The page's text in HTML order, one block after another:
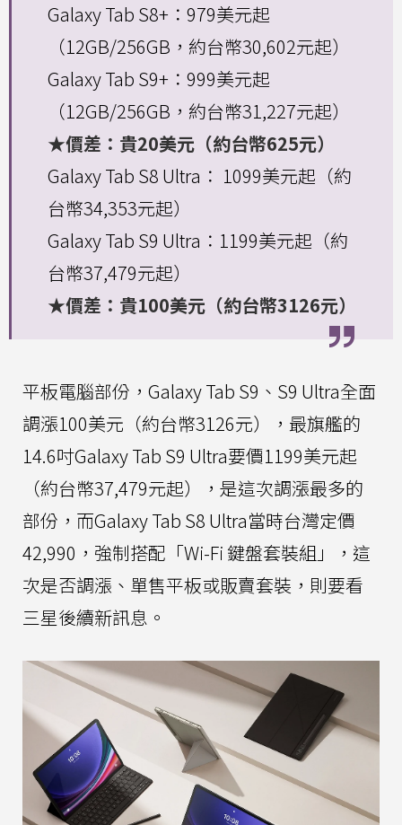
Galaxy Tab S8+：979美元起
（12GB/256GB，約台幣30,602元起）
Galaxy Tab S9+：999美元起
（12GB/256GB，約台幣31,227元起）
★價差：貴20美元（約台幣625元）
Galaxy Tab S8 Ultra： 1099美元起（約
台幣34,353元起）
Galaxy Tab S9 Ultra：1199美元起（約
台幣37,479元起）
★價差：貴100美元（約台幣3126元）
平板電腦部份，Galaxy Tab S9、S9 Ultra全面
調漲100美元（約台幣3126元），最旗艦的
14.6吋Galaxy Tab S9 Ultra要價1199美元起
（約台幣37,479元起），是這次調漲最多的
部份，而Galaxy Tab S8 Ultra當時台灣定價
42,990，強制搭配「Wi-Fi 鍵盤套裝組」，這
次是否調漲、單售平板或販賣套裝，則要看
三星後續新訊息。